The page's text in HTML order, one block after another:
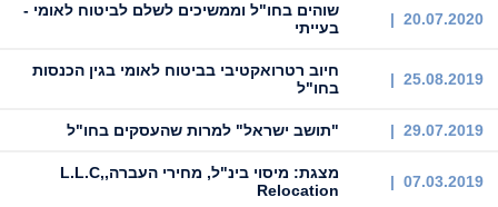
20.07.2020 |
שוהים בחו"ל וממשיכים לשלם לביטוח לאומי -
בעייתי
25.08.2019 |
חיוב רטרואקטיבי בביטוח לאומי בגין הכנסות
בחו"ל
29.07.2019 | "תושב ישראל" למרות שהעסקים בחו"ל
07.03.2019 |
מצגת: מיסוי בינ"ל, מחירי העברה,L.L.C,
Relocation